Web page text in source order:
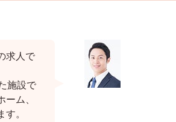
求人で
施設で
ム、
。